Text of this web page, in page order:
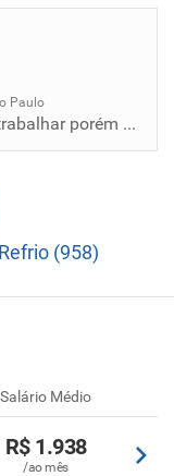
a melhor opção de
solução logística
Paulo
A empresa em si é muito boa de se trabalhar porém perde em reconhecimento de capital humano, não existe um plano de carr...
(958)
Salário Médio
R$ 1.938
/ao mês